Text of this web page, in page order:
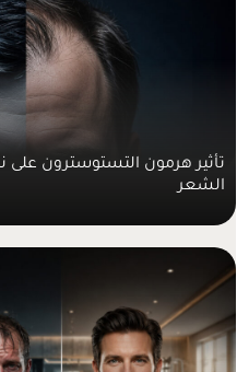
تأثير هرمون التستوسترون
الشعر